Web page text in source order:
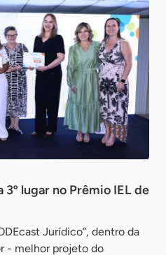
lugar no Prêmio IEL de
Jurídico”, dentro da
- melhor projeto do